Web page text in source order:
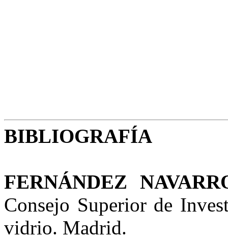
BIBLIOGRAFÍA
FERNÁNDEZ
Consejo Superior de
vidrio. Madrid.